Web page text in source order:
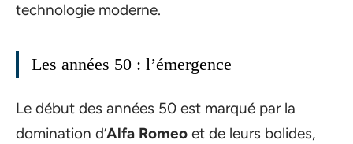
technologie moderne.
Les années 50 : l’émergence
Le début des années 50 est marqué par la
domination d’Alfa Romeo et de leurs bolides,